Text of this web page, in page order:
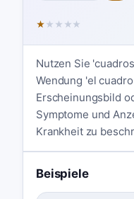
★ ★ ★ ★ ★
Nutzen Sie
Wendung 'el
Erscheinungsbild
Symptome und
Krankheit zu
Beispiele